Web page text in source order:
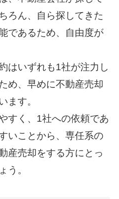
ろん、自ら探してきた
であるため、自由度が
はいずれも1社が注力し
め、早めに不動産売却
ます。
すく、1社への依頼であ
いことから、専任系の
産売却をする方にとっ
う。